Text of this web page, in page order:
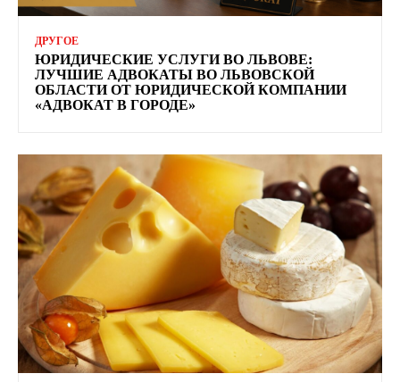
ДРУГОЕ
ЮРИДИЧЕСКИЕ УСЛУГИ ВО ЛЬВОВЕ:
ЛУЧШИЕ АДВОКАТЫ ВО ЛЬВОВСКОЙ
ОБЛАСТИ ОТ ЮРИДИЧЕСКОЙ КОМПАНИИ
«АДВОКАТ В ГОРОДЕ»